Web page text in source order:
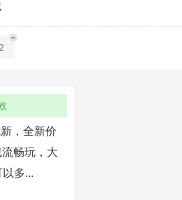
，全新价
畅玩，大
多...